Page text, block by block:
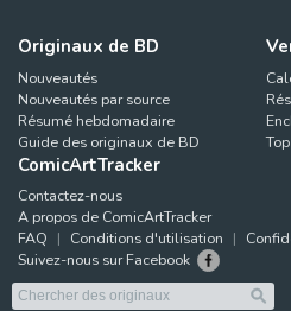
Originaux de BD
Nouveautés
Nouveautés par source
Résumé hebdomadaire
Guide des originaux de BD
ComicArtTracker
Contactez-nous
A propos de ComicArtTracker
FAQ
Conditions d'utilisation
Suivez-nous sur Facebook